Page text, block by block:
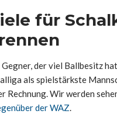
für
der viel Ballbesitz
als spielstärkste
Rechnung. Wir werden
der WAZ.